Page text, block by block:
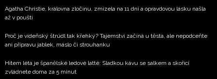
Agatha Christie, královna zločinu, zmizela na 11 dní a opravdovou lásku našla
až v poušti
Proč je vídeňský štrúdl tak křehký? Tajemství začíná u těsta, ale nepodceňte
ani přípravu jablek, máslo či strouhanku
Hitem léta je španělské ledové latté: Sladkou kávu se salkem a skořicí
zvládnete doma za 5 minut